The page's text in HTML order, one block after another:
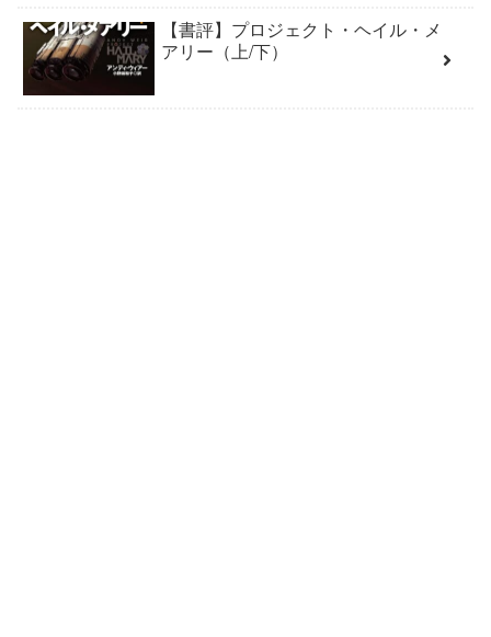
【書評】プロジェクト・ヘイル・メ
アリー（上/下）